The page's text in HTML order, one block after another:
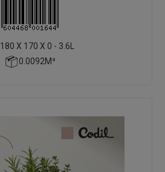
180 X 170 X 0 - 3.6L
0.0092M³